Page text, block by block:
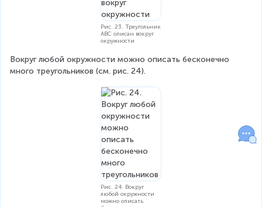
Рис. 23. Треугольник
ABC описан вокруг
окружности
Вокруг любой окружности можно описать бесконечно
много треугольников (см. рис. 24).
Рис. 24. Вокруг
любой окружности
можно описать